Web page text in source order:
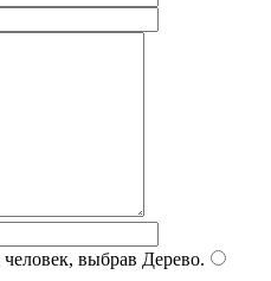
выбрав Дерево.